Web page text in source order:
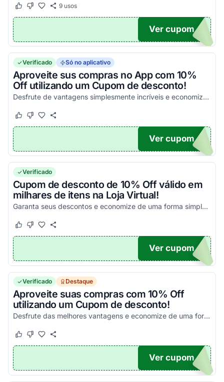
Este cupom funcionou
Este cupom não funcionou
9usos
ICO5
Ver cupom
Verificado Só no aplicativo
Aproveite sus compras no App com 10%
Off utilizando um Cupom de desconto!
Desfrute de vantagens simplesmente incríveis e economize da melhor maneira possível!
Este cupom funcionou
Este cupom não funcionou
SON
Ver cupom
Verificado
Cupom de desconto de 10% Off válido em
milhares de itens na Loja Virtual!
Garanta seus descontos e economize de uma forma simples em todas as suas compras!
Este cupom funcionou
Este cupom não funcionou
TO10
Ver cupom
Verificado Destaque
Aproveite suas compras com 10% Off
utilizando um Cupom de desconto!
Desfrute das melhores vantagens e economize de uma forma simples!
Este cupom funcionou
Este cupom não funcionou
SON
Ver cupom